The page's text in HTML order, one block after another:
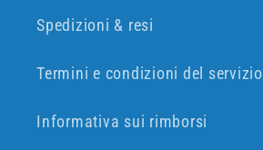
Spedizioni & resi
Termini e condizioni del servizio
Informativa sui rimborsi